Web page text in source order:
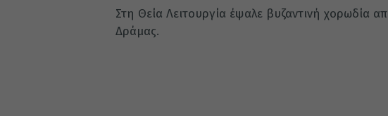
Στη Θεία Λειτουργία έψαλε βυζαντινή χορωδία
Δράμας.